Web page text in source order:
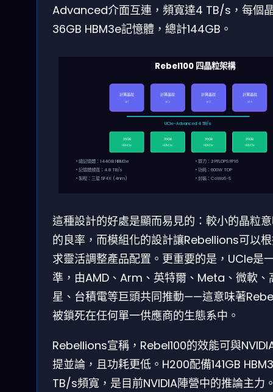
Advanced介面互連，頻寬達4 TB/s，每個
36GB HBM3e記憶體，總計144GB。
Rebel100 四晶粒架構
計算晶粒
#1
計算晶粒
#2
計算晶粒
#3
計算晶粒
#4
UCIe-Advanced 4 TB/s
36GB
HBM3e
36GB
HBM3e
36GB
HBM3e
36GB
HBM3e
• 總記憶體：144GB HBM3e
• 記憶體頻寬：4.8 TB/s
• 製程：三星 SF4X (4nm)
• 算力：2 PFLOPS FP16
• 功耗：600W TDP
• 封裝：CoWoS-S
這種設計的好處是顯而易見的：較小的晶粒
的良率，而模組化的設計讓Rebellions可以
求靈活調整產品配置。更重要的是，UCIe是
準，由AMD、Arm、英特爾、Meta、微軟、
星、台積電等巨頭共同推動——這意味著
被鎖死在任何單一供應商的生態系中。
Rebellions宣稱，Rebel100的效能可與
提並論，且功耗更低。H200配備141GB
TB/s頻寬，是目前NVIDIA陣營中的推論主力